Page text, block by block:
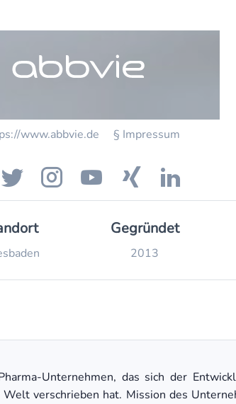
www.abbvie.de § Impressum
Gegründet
2013
Unternehmen, das sich der
verschrieben hat. Mission des